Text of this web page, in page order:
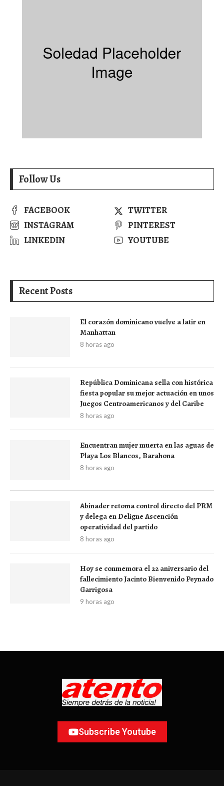
Follow Us
FACEBOOK
TWITTER
INSTAGRAM
PINTEREST
LINKEDIN
YOUTUBE
Recent Posts
El corazón dominicano vuelve a latir en
Manhattan
8 horas ago
República Dominicana sella con histórica
fiesta popular su mejor actuación en unos
Juegos Centroamericanos y del Caribe
8 horas ago
Encuentran mujer muerta en las aguas de
Playa Los Blancos, Barahona
8 horas ago
Abinader retoma control directo del PRM
y delega en Deligne Ascención
operatividad del partido
8 horas ago
Hoy se conmemora el 22 aniversario del
fallecimiento Jacinto Bienvenido Peynado
Garrigosa
9 horas ago
Subscribe Youtube